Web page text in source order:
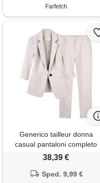
Farfetch
Generico tailleur donna
casual pantaloni completo
elasticizzato comfort business
completo(beige, m)
38,39 €
Sped. 9,99 €